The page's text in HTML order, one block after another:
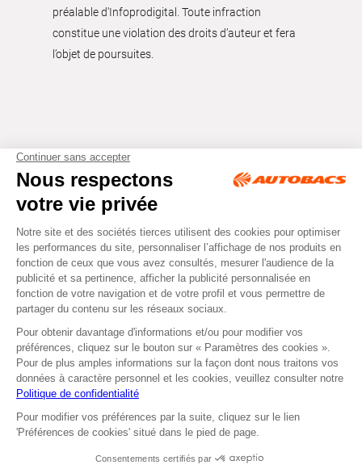
Non disponible en Non disponible en retrait
préalable d'Infoprodigital. Toute infraction
constitue une violation des droits d’auteur et fera
l’objet de poursuites.
Tous droits réservés © Autobacs
Mentions légales RGPD
Cookies CGV
Facebook Instagram